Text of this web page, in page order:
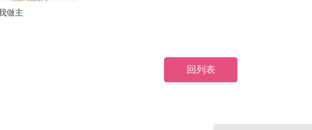
做主
回列表